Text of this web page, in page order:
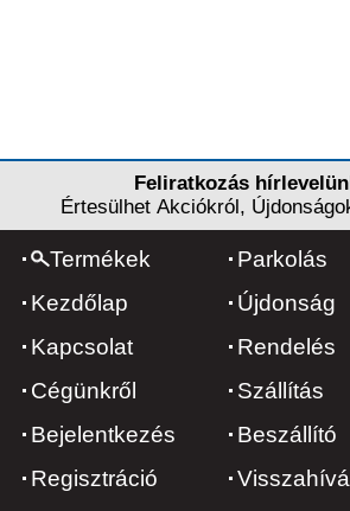
Feliratkozás
Értesülhet Akciókról,
Termékek
Kezdőlap
Kapcsolat
Cégünkről
Bejelentkezés
Regisztráció
Parkolás
Újdonság
Rendelés
Szállítás
Beszállító